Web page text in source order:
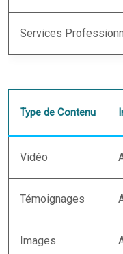
Services
Type de Contenu
Vidéo
Témoignages
Images